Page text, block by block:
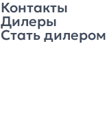
Контакты
Дилеры
Стать дилером